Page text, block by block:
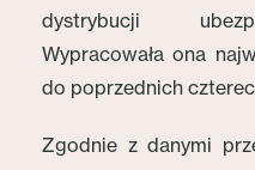
dystrybucji
Wypracowała ona
do poprzednich
Zgodnie z danymi